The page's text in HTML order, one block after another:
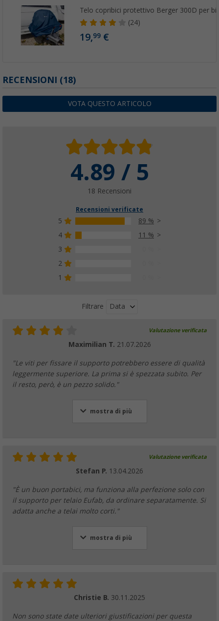
Telo copribici protettivo Berger 300D per
(24)
19,99 €
RECENSIONI (18)
VOTA QUESTO ARTICOLO
4.89 / 5
18 Recensioni
Recensioni verificate
5
89 %
4
11 %
3
2
1
Filtrare Data
Valutazione verificata
Maximilian T. 21.07.2026
"Le viti per fissare il supporto potrebbero essere di qualità
leggermente superiore. La prima si è spezzata subito. Per
il resto, però, è un pezzo solido."
mostra di più
Valutazione verificata
Stefan P. 13.04.2026
"È un buon portabici, ma funziona alla perfezione solo con
il supporto per telaio Eufab, da ordinare separatamente. Si
adatta anche a telai molto corti."
mostra di più
Christie B. 30.11.2025
Non sono state date ulteriori giustificazioni per questa